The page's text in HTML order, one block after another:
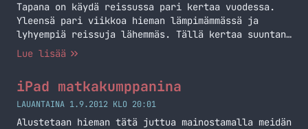
Tapana on käydä reissussa pari kertaa vuodessa.
Yleensä pari viikkoa hieman lämpimämmässä ja
lyhyempiä reissuja lähemmäs. Tällä kertaa suuntana
on Tallinna.
Lue lisää
iPad matkakumppanina
LAUANTAINA 1.9.2012 KLO 20:01
Alustetaan hieman tätä juttua mainostamalla meidän